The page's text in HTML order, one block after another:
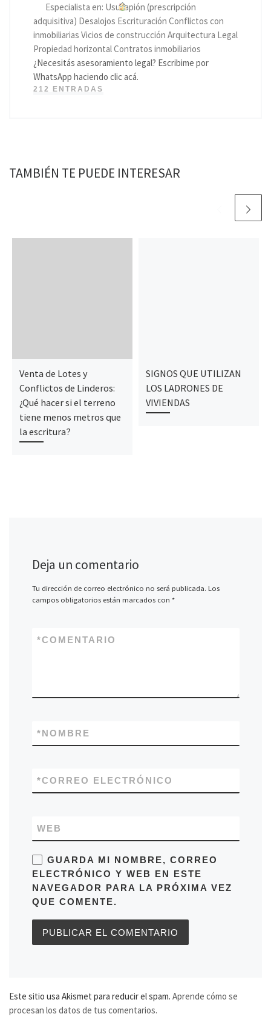
Especialista en: Usucapión (prescripción
adquisitiva) Desalojos Escrituración Conflictos con
inmobiliarias Vicios de construcción Arquitectura Legal
Propiedad horizontal Contratos inmobiliarios
¿Necesitás asesoramiento legal? Escribime por
WhatsApp haciendo clic acá.
212 ENTRADAS
TAMBIÉN TE PUEDE INTERESAR
Venta de Lotes y
Conflictos de Linderos:
¿Qué hacer si el terreno
tiene menos metros que
la escritura?
SIGNOS QUE UTILIZAN
LOS LADRONES DE
VIVIENDAS
Deja un comentario
Tu dirección de correo electrónico no será publicada. Los
campos obligatorios están marcados con *
COMENTARIO
*
NOMBRE
*
CORREO ELECTRÓNICO
*
WEB
GUARDA MI NOMBRE, CORREO
ELECTRÓNICO Y WEB EN ESTE
NAVEGADOR PARA LA PRÓXIMA VEZ
QUE COMENTE.
Este sitio usa Akismet para reducir el spam. Aprende cómo se
procesan los datos de tus comentarios.